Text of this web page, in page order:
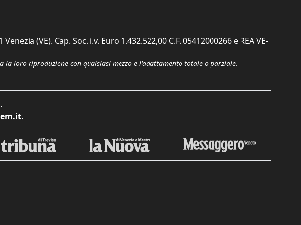
(VE). Cap. Soc. i.v. Euro 1.432.522,00 C.F. 05412000266 e REA VE-
loro riproduzione con qualsiasi mezzo e l'adattamento totale o parziale.
.